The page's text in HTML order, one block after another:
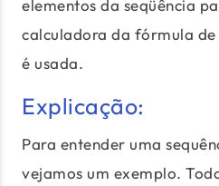
elementos da seqüência
calculadora da fórmula
é usada.
Explicação:
Para entender uma
vejamos um exemplo.